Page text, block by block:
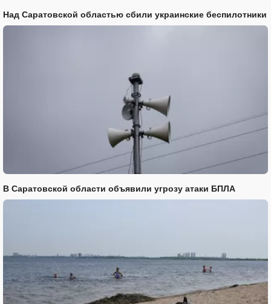
Над Саратовской областью сбили украинские беспилотники
В Саратовской области объявили угрозу атаки БПЛА